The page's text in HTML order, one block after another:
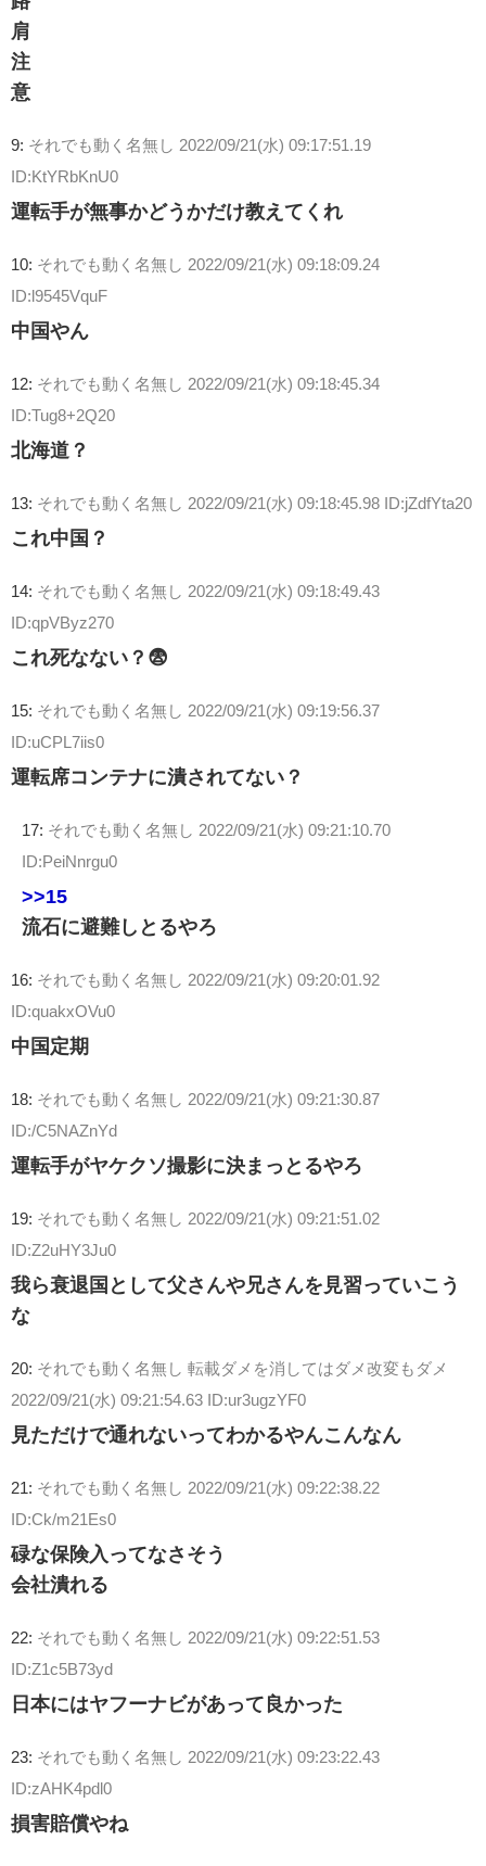
肩
注
意
9: それでも動く名無し
2022/09/21(水) 09:17:51.19
ID:KtYRbKnU0
運転手が無事かどうかだけ教えてくれ
10: それでも動く名無し
2022/09/21(水) 09:18:09.24
ID:l9545VquF
中国やん
12: それでも動く名無し
2022/09/21(水) 09:18:45.34
ID:Tug8+2Q20
北海道？
13: それでも動く名無し 2022/09/21(水) 09:18:45.98 ID:jZdfYta20
これ中国？
14: それでも動く名無し
2022/09/21(水) 09:18:49.43
ID:qpVByz270
これ死なない？😨
15: それでも動く名無し
2022/09/21(水) 09:19:56.37
ID:uCPL7iis0
運転席コンテナに潰されてない？
17: それでも動く名無し
2022/09/21(水) 09:21:10.70
ID:PeiNnrgu0
>>15
流石に避難しとるやろ
16: それでも動く名無し
2022/09/21(水) 09:20:01.92
ID:quakxOVu0
中国定期
18: それでも動く名無し
2022/09/21(水) 09:21:30.87
ID:/C5NAZnYd
運転手がヤケクソ撮影に決まっとるやろ
19: それでも動く名無し
2022/09/21(水) 09:21:51.02
ID:Z2uHY3Ju0
我ら衰退国として父さんや兄さんを見習っていこう
な
20: それでも動く名無し 転載ダメを消してはダメ改変もダメ
2022/09/21(水) 09:21:54.63 ID:ur3ugzYF0
見ただけで通れないってわかるやんこんなん
21: それでも動く名無し
2022/09/21(水) 09:22:38.22
ID:Ck/m21Es0
碌な保険入ってなさそう
会社潰れる
22: それでも動く名無し
2022/09/21(水) 09:22:51.53
ID:Z1c5B73yd
日本にはヤフーナビがあって良かった
23: それでも動く名無し
2022/09/21(水) 09:23:22.43
ID:zAHK4pdl0
損害賠償やね